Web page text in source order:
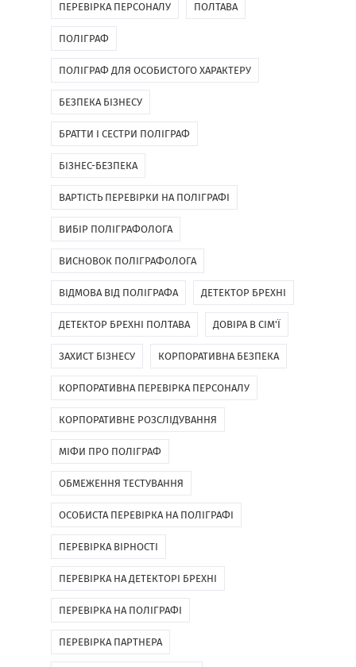
ПЕРЕВІРКА ПЕРСОНАЛУ ПОЛТАВА
ПОЛІГРАФ
ПОЛІГРАФ ДЛЯ ОСОБИСТОГО ХАРАКТЕРУ
БЕЗПЕКА БІЗНЕСУ
БРАТТИ І СЕСТРИ ПОЛІГРАФ
БІЗНЕС-БЕЗПЕКА
ВАРТІСТЬ ПЕРЕВІРКИ НА ПОЛІГРАФІ
ВИБІР ПОЛІГРАФОЛОГА
ВИСНОВОК ПОЛІГРАФОЛОГА
ВІДМОВА ВІД ПОЛІГРАФА ДЕТЕКТОР БРЕХНІ
ДЕТЕКТОР БРЕХНІ ПОЛТАВА ДОВІРА В СІМ'Ї
ЗАХИСТ БІЗНЕСУ КОРПОРАТИВНА БЕЗПЕКА
КОРПОРАТИВНА ПЕРЕВІРКА ПЕРСОНАЛУ
КОРПОРАТИВНЕ РОЗСЛІДУВАННЯ
МІФИ ПРО ПОЛІГРАФ
ОБМЕЖЕННЯ ТЕСТУВАННЯ
ОСОБИСТА ПЕРЕВІРКА НА ПОЛІГРАФІ
ПЕРЕВІРКА ВІРНОСТІ
ПЕРЕВІРКА НА ДЕТЕКТОРІ БРЕХНІ
ПЕРЕВІРКА НА ПОЛІГРАФІ
ПЕРЕВІРКА ПАРТНЕРА